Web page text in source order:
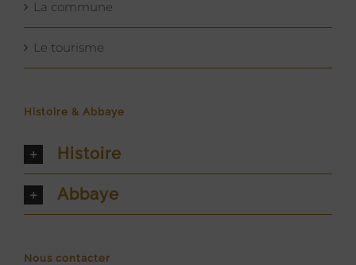
La commune
Le tourisme
Histoire & Abbaye
Histoire
Abbaye
Nous contacter